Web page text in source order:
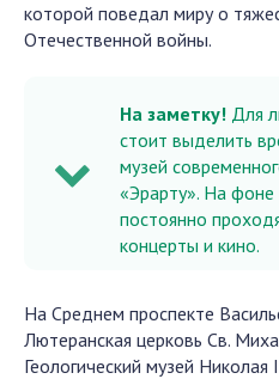
которой поведал миру о
Отечественной войны.
На заметку! Для
стоит выделить
музей
«Эрарту». На фоне
постоянно
концерты и кино.
На Среднем проспекте
Лютеранская церковь Св.
Геологический музей